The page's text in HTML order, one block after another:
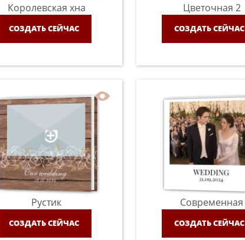
Королевская хна
СОЗДАТЬ СЕЙЧАС
Цветочная 2
СОЗДАТЬ СЕЙЧАС
Рустик
СОЗДАТЬ СЕЙЧАС
Современная
СОЗДАТЬ СЕЙЧАС